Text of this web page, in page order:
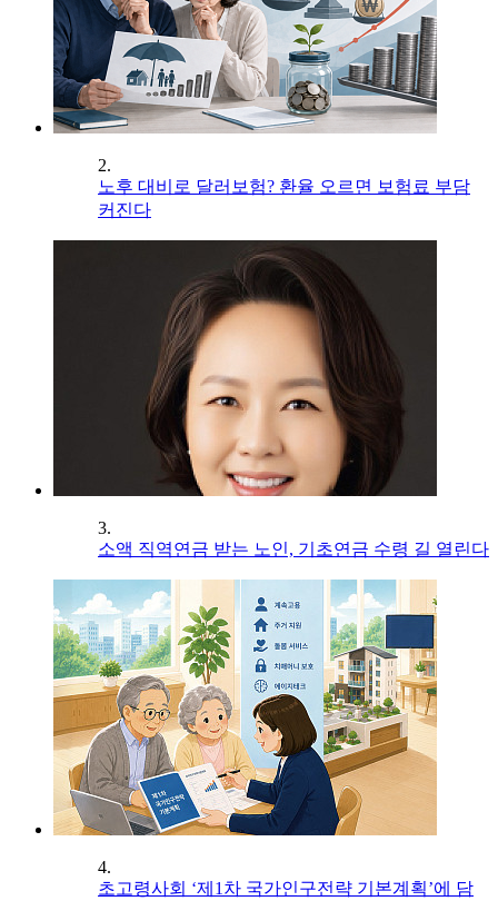
2.
노후 대비로 달러보험? 환율 오르면 보험료 부담
커진다
3.
소액 직역연금 받는 노인, 기초연금 수령 길 열린다
4.
초고령사회 ‘제1차 국가인구전략 기본계획’에 담